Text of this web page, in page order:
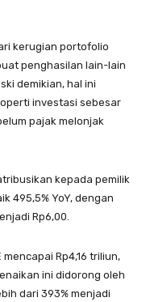
kerugian portofolio
penghasilan lain-lain
demikian, hal ini
investasi sebesar
pajak melonjak
kepada pemilik
495,5% YoY, dengan
Rp6,00.
Rp4,16 triliun,
ini didorong oleh
dari 393% menjadi